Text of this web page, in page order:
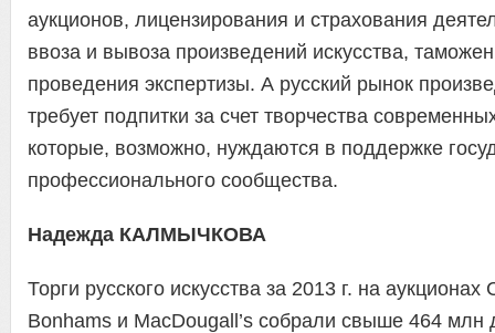
аукционов, лицензирования и страхования
ввоза и вывоза произведений искусства,
проведения экспертизы. А русский рынок
требует подпитки за счет творчества
которые, возможно, нуждаются в поддержке
профессионального сообщества.
Надежда КАЛМЫЧКОВА
Торги русского искусства за 2013 г. на аукционах
Bonhams и MacDougall’s собрали свыше 464 млн